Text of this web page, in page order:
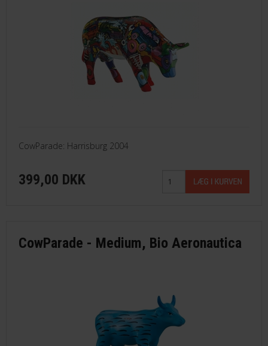
CowParade: Harrisburg 2004
399,00 DKK
CowParade - Medium, Bio Aeronautica